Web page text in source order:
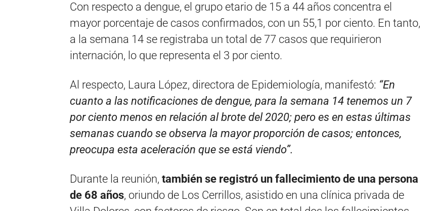
Con respecto a dengue, el grupo etario de 15 a 44 años concentra el
mayor porcentaje de casos confirmados, con un 55,1 por ciento. En tanto,
a la semana 14 se registraba un total de 77 casos que requirieron
internación, lo que representa el 3 por ciento.
Al respecto, Laura López, directora de Epidemiología, manifestó: “En
cuanto a las notificaciones de dengue, para la semana 14 tenemos un 7
por ciento menos en relación al brote del 2020; pero es en estas últimas
semanas cuando se observa la mayor proporción de casos; entonces,
preocupa esta aceleración que se está viendo”.
Durante la reunión, también se registró un fallecimiento de una persona
de 68 años, oriundo de Los Cerrillos, asistido en una clínica privada de